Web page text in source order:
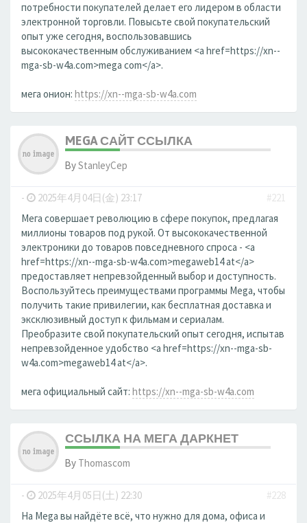
потребности покупателей делает его лидером в области
электронной торговли. Повысьте свой покупательский
опыт уже сегодня, воспользовавшись
высококачественным обслуживанием <a href=https://xn--
mga-sb-w4a.com>mega com</a>.
мега онион: https://xn--mga-sb-w4a.com
MEGA САЙТ ССЫЛКА
ByStanleyCep
- 2025年4月04日(金) 23:17
#221
Мега совершает революцию в сфере покупок, предлагая
миллионы товаров под рукой. От высококачественной
электроники до товаров повседневного спроса - <a
href=https://xn--mga-sb-w4a.com>megaweb14 at</a>
предоставляет непревзойденный выбор и доступность.
Воспользуйтесь преимуществами программы Mega, чтобы
получить такие привилегии, как бесплатная доставка и
эксклюзивный доступ к фильмам и сериалам.
Преобразите свой покупательский опыт сегодня, испытав
непревзойденное удобство <a href=https://xn--mga-sb-
w4a.com>megaweb14 at</a>.
мега официальный сайт: https://xn--mga-sb-w4a.com
ССЫЛКА НА МЕГА ДАРКНЕТ
By Thomascom
- 2025年4月05日(土) 22:30
#228
На Mega вы найдёте всё, что нужно для дома, офиса и